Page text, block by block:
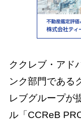
ククレブ・アド
ンク部門である
レブグループが
ル「CCReB